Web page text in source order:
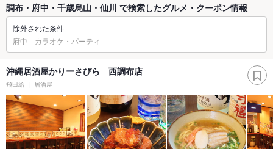
調布・府中・千歳烏山・仙川 で検索したグルメ・クーポン情報
除外された条件
府中 カラオケ・パーティ
沖縄居酒屋かりーさびら 西調布店
飛田給 居酒屋